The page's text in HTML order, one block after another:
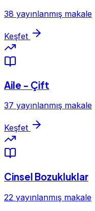
38 yayınlanmış makale
Keşfet
Aile - Çift
37 yayınlanmış makale
Keşfet
Cinsel Bozukluklar
22 yayınlanmış makale